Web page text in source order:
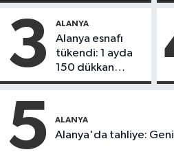
3 ALANYA
Alanya esnafı
tükendi: 1 ayda
150 dükkan
kapandı
5 ALANYA
Alanya'da tahliye: